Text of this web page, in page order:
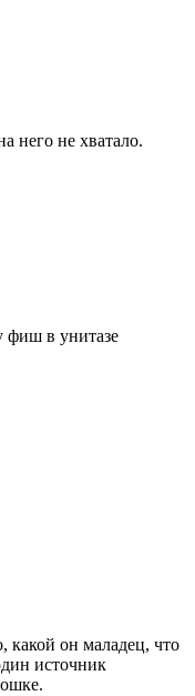
него не хватало.
в унитазе
какой он маладец, что
источник